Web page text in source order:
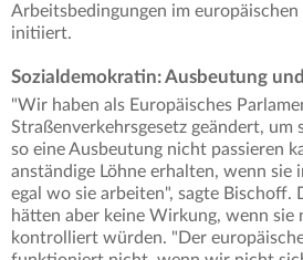
Arbeitsbedingungen im
initiiert.
Sozialdemokratin: Ausbeutung
"Wir haben als Europäisches
Straßenverkehrsgesetz geändert, um
so eine Ausbeutung nicht passieren
anständige Löhne erhalten, wenn sie
egal wo sie arbeiten", sagte Bischoff.
hätten aber keine Wirkung, wenn sie
kontrolliert würden. "Der